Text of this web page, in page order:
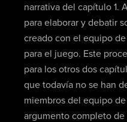
narrativa del capítulo 1.
para elaborar y debatir
creado con el equipo
para el juego. Este
para los otros dos
que todavía no se han
miembros del equipo
argumento completo de